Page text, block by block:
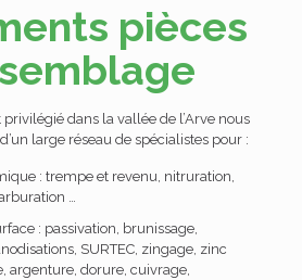
pièces
dans la vallée de l’Arve nous
large réseau de spécialistes pour :
: trempe et revenu, nitruration,
…
: passivation, brunissage,
SURTEC, zingage, zinc
argenture, dorure, cuivrage,